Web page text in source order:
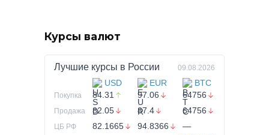
Курсы валют
Лучшие курсы в России 09.08.2026
USD EUR BTC
Покупка 84.31 97.06 64756
Продажа 82.05 87.4 64756
ЦБ РФ 82.1665 94.8366 —